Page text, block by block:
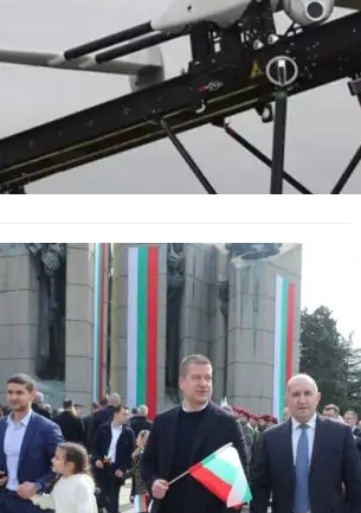
Кметът на Стара Загора Живко
Тодоров няма да е водач на листата
на ГЕРБ.